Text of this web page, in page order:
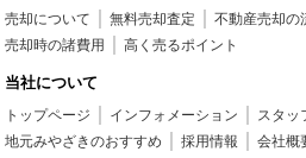
売却について 無料売却査定 不動産売却の
売却時の諸費用
高く売るポイント
当社について
トップページ インフォメーション
スタッ
地元みやざきのおすすめ
採用情報 会社概